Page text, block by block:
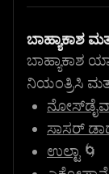
ಬಾಹ್ಯಾಕಾಶ
ಬಾಹ್ಯಾಕಾಶ
ನಿಯಂತ್ರಿಸಿ
ಸಾಸರ್
ಉಲ್ಟಾ 🌀